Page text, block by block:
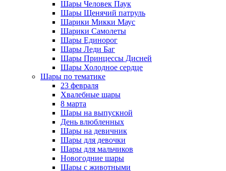
Шары Человек Паук
Шары Щенячий патруль
Шарики Микки Маус
Шарики Самолеты
Шары Единорог
Шары Леди Баг
Шары Принцессы Дисней
Шары Холодное сердце
Шары по тематике
23 февраля
Хвалебные шары
8 марта
Шары на выпускной
День влюбленных
Шары на девичник
Шары для девочки
Шары для мальчиков
Новогодние шары
Шары с животными